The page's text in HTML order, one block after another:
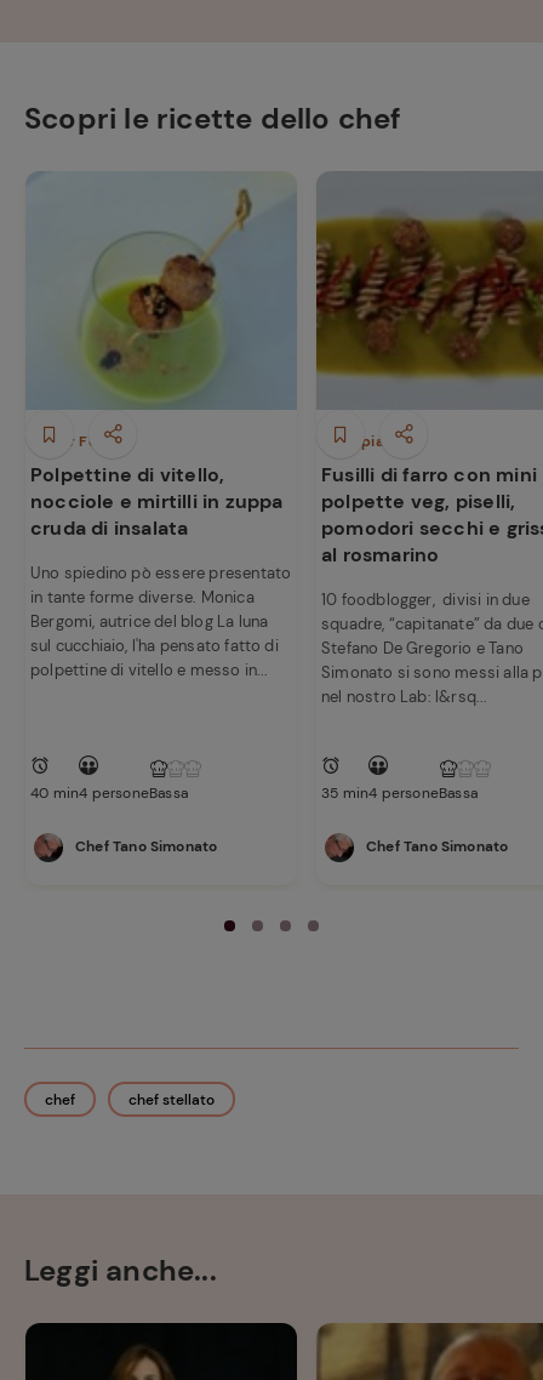
Scopri le ricette dello chef
Finger Food
Polpettine di vitello,
nocciole e mirtilli in zuppa
cruda di insalata
Uno spiedino pò essere presentato
in tante forme diverse. Monica
Bergomi, autrice del blog La luna
sul cucchiaio, l'ha pensato fatto di
polpettine di vitello e messo in...
40 min4 personeBassa
Chef Tano Simonato
Primi piatti
Fusilli di farro con mini
polpette veg, piselli,
pomodori secchi e
al rosmarino
10 foodblogger, divisi in due
squadre, “capitanate” da due
Stefano De Gregorio e Tano
Simonato si sono messi alla
nel nostro Lab: l&rsq...
35 min4 personeBassa
Chef Tano Simonato
chef chef stellato
Leggi anche...